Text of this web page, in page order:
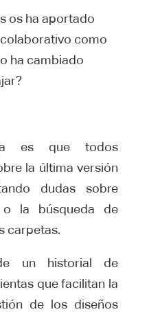
os ha aportado
como
ha cambiado
es que todos
la última versión
dudas sobre
o la búsqueda de
carpetas.
un historial de
que facilitan la
de los diseños